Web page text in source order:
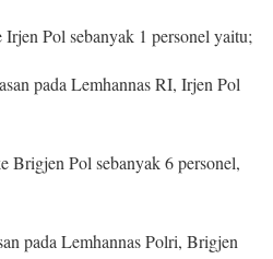
Pol sebanyak 1 personel yaitu;
pada Lemhannas RI, Irjen Pol
Brigjen Pol sebanyak 6 personel,
pada Lemhannas Polri, Brigjen